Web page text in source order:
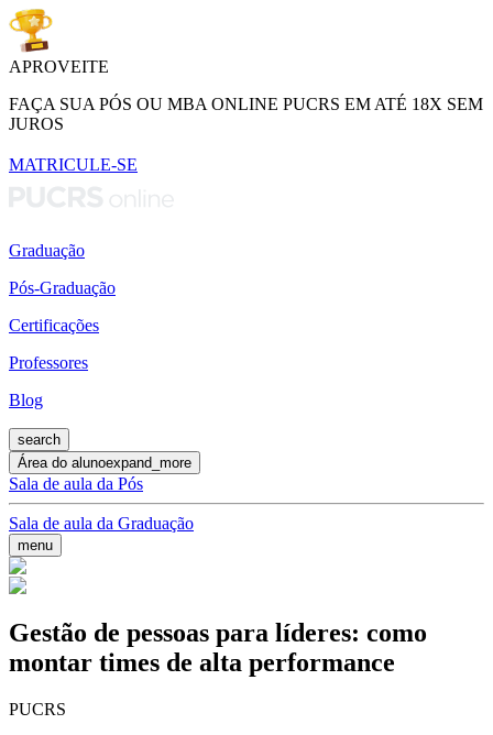
APROVEITE
FAÇA SUA PÓS OU MBA ONLINE PUCRS EM ATÉ 18X SEM
JUROS
MATRICULE-SE
Graduação
Pós-Graduação
Certificações
Professores
Blog
search
Área do alunoexpand_more
Sala de aula da Pós
Sala de aula da Graduação
menu
Gestão de pessoas para líderes: como
montar times de alta performance
PUCRS